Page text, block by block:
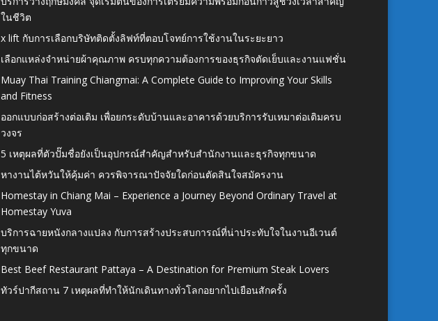
ในชีวิต
x lift กับการเลือกบริษัทติดตั้งลิฟท์ที่ตอบโจทย์การใช้งานในระยะยาว
เลือกแหล่งจำหน่ายผ้าคุณภาพ ครบทุกความต้องการของธุรกิจตัดเย็บและงานแฟชั่น
Muay Thai Training Chiangmai: A Complete Guide to Improving Your Skills
and Fitness
ออกแบบก่อสร้างต่อเติม เพื่อยกระดับบ้านและอาคารด้วยบริการรับเหมาต่อเติมครบ
วงจร
5 เหตุผลที่ตัวปั๊มชื่อยังเป็นอุปกรณ์สำคัญสำหรับสำนักงานและธุรกิจทุกขนาด
หางานไต้หวันให้คุ้มค่า ควรพิจารณาปัจจัยใดก่อนตัดสินใจสมัครงาน
Homestay in Chiang Mai – Experience a Journey Beyond Ordinary Travel at
Homestay Yuva
บริการฉายหนังกลางแปลง กับการสร้างประสบการณ์ที่น่าประทับใจในงานอีเวนต์
ทุกขนาด
Best Beef Restaurant Pattaya – A Destination for Premium Steak Lovers
ทัวร์ปากีสถาน 7 เหตุผลที่ทำให้นักเดินทางทั่วโลกอยากไปเยือนสักครั้ง